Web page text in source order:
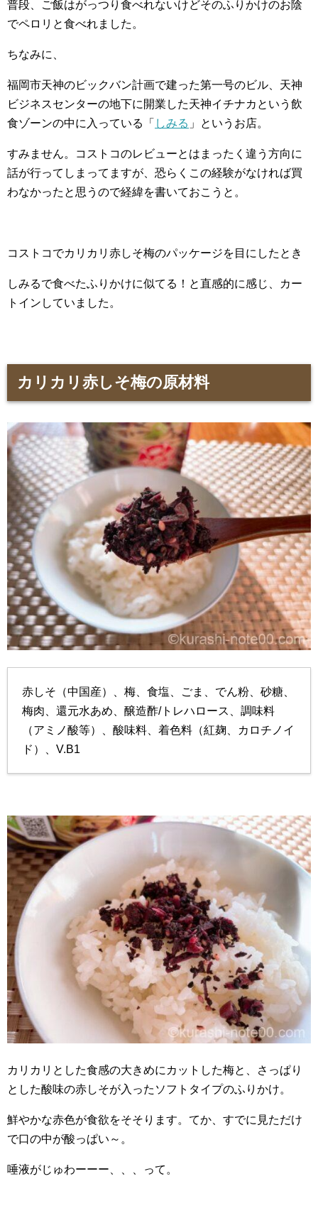
普段、ご飯はがっつり食べれないけどそのふりかけのお陰
でペロリと食べれました。
ちなみに、
福岡市天神のビックバン計画で建った第一号のビル、天神
ビジネスセンターの地下に開業した天神イチナカという飲
食ゾーンの中に入っている「 しみる 」というお店。
すみません。コストコのレビューとはまったく違う方向に
話が行ってしまってますが、恐らくこの経験がなければ買
わなかったと思うので経緯を書いておこうと。
コストコでカリカリ赤しそ梅のパッケージを目にしたとき
しみるで食べたふりかけに似てる！と直感的に感じ、カー
トインしていました。
カリカリ赤しそ梅の原材料
赤しそ（中国産）、梅、食塩、ごま、でん粉、砂糖、
梅肉、還元水あめ、醸造酢/トレハロース、調味料
（アミノ酸等）、酸味料、着色料（紅麹、カロチノイ
ド）、V.B1
カリカリとした食感の大きめにカットした梅と、さっぱり
とした酸味の赤しそが入ったソフトタイプのふりかけ。
鮮やかな赤色が食欲をそそります。てか、すでに見ただけ
で口の中が酸っぱい～。
唾液がじゅわーーー、、、って。